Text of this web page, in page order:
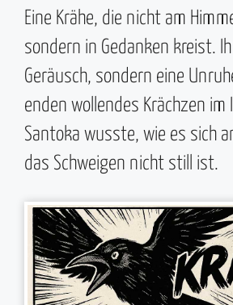
Eine Krähe, die nicht am
sondern in Gedanken kreist.
Geräusch, sondern eine
enden wollendes Krächzen im
Santoka wusste, wie es sich
das Schweigen nicht still ist.